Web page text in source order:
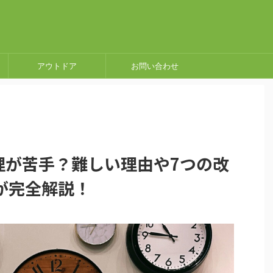
アウトドア お問い合わせ
苦手？難しい理由や7つの改
全解説！